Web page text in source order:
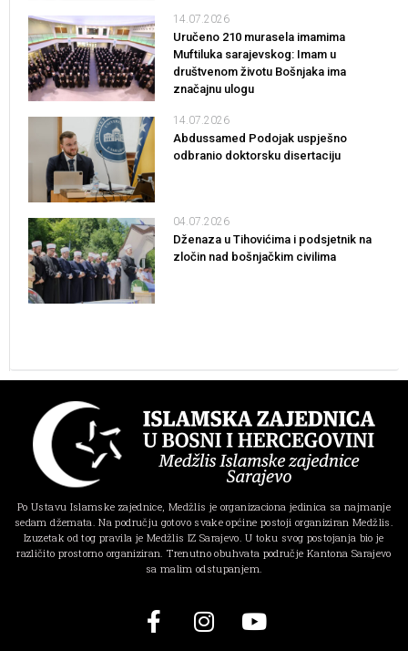
14.07.2026
Uručeno 210 murasela imamima
Muftiluka sarajevskog: Imam u
društvenom životu Bošnjaka ima
značajnu ulogu
14.07.2026
Abdussamed Podojak uspješno
odbranio doktorsku disertaciju
04.07.2026
Dženaza u Tihovićima i podsjetnik na
zločin nad bošnjačkim civilima
Po Ustavu Islamske zajednice, Medžlis je organizaciona jedinica sa najmanje
sedam džemata. Na području gotovo svake općine postoji organiziran Medžlis.
Izuzetak od tog pravila je Medžlis IZ Sarajevo. U toku svog postojanja bio je
različito prostorno organiziran. Trenutno obuhvata područje Kantona Sarajevo
sa malim odstupanjem.